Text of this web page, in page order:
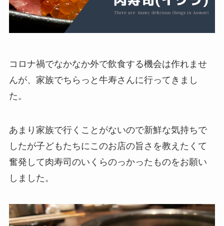
コロナ禍でなかなか外で飲食する機会は作れませ
んが、家族でちらっと牛寿さんに行ってきまし
た。
あまり家族で行くことがないので新鮮な気持ちで
したが子どもたちにこのお店の旨さを教えたくて
奮発して肉寿司のいくらのっかったものをお願い
しました。